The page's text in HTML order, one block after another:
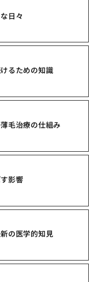
日々
るための知識
毛治療の仕組み
影響
の医学的知見